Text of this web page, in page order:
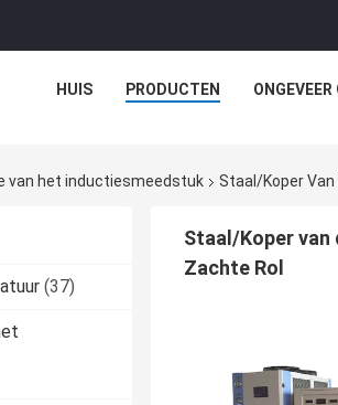
HUIS PRODUCTEN ONGEVEER
van het inductiesmeedstuk Staal/Koper
(37)
Staal/Koper van
Zachte Rol